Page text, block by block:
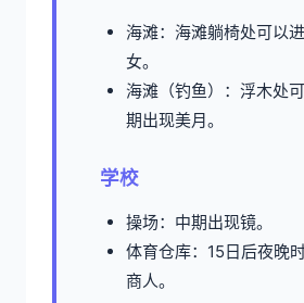
海滩：海滩躺椅处可以
女。
海滩（钓鱼）：浮木处
期出现美月。
学校
操场：中期出现镜。
体育仓库：15日后夜晚
商人。